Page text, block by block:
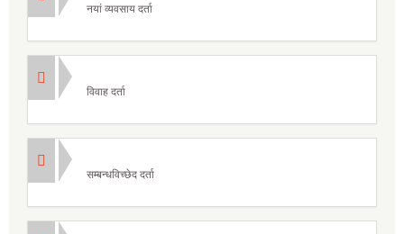
नयां व्यवसाय दर्ता
विवाह दर्ता
सम्बन्धविच्छेद दर्ता